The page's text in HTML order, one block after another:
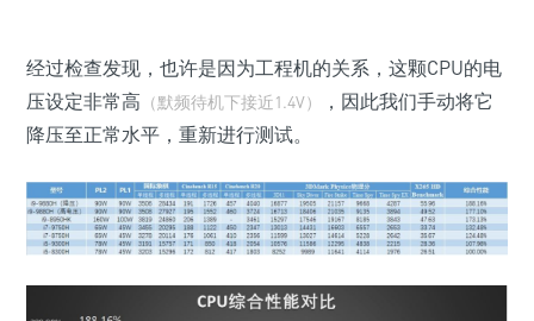
经过检查发现，也许是因为工程机的关系，这颗CPU的电
压设定非常高 （默频待机下接近1.4V）
，因此我们手动将它
降压至正常水平，重新进行测试。